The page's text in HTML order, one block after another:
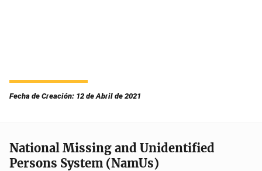
Fecha de Creación: 12 de Abril de 2021
National Missing and Unidentified
Persons System (NamUs)